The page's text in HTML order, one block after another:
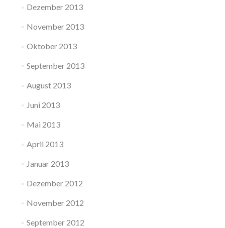
Dezember 2013
November 2013
Oktober 2013
September 2013
August 2013
Juni 2013
Mai 2013
April 2013
Januar 2013
Dezember 2012
November 2012
September 2012